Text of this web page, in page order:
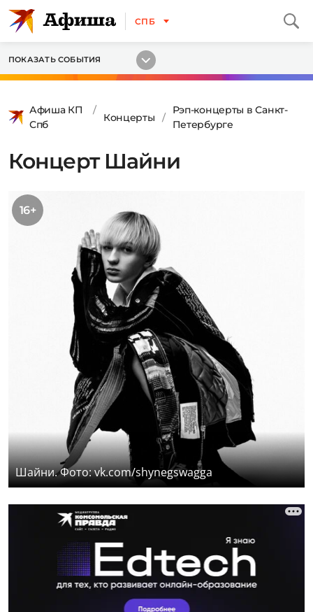
СПБ
ПОКАЗАТЬ СОБЫТИЯ
Афиша КП
Спб
Концерты
Рэп-концерты в Санкт-
Петербурге
Концерт Шайни
16+
Шайни. Фото: vk.com/shynegswagga